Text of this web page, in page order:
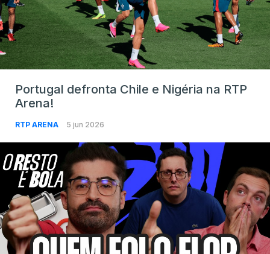
Portugal defronta Chile e Nigéria na RTP
Arena!
RTP ARENA 5 jun 2026